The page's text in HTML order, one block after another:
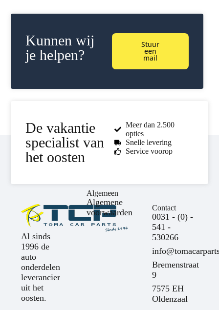
Kunnen wij
je helpen?
Stuur
een
mail
De vakantie
specialist van
het oosten
Meer dan 2.500
opties
Snelle levering
Service voorop
Al sinds
1996 de
auto
onderdelen
leverancier
uit het
oosten.
Algemeen
Algemene
voorwaarden
Contact
0031 - (0) -
541 -
530266
Bremenstraat
9
7575 EH
Oldenzaal